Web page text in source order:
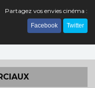
Partagez vos envies cinéma :
Facebook Twitter